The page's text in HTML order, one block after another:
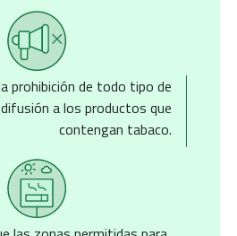
prohibición de todo tipo de
a los productos que
contengan tabaco.